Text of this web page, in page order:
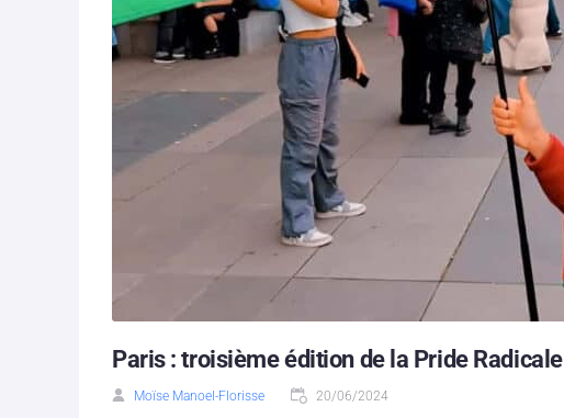
Paris : troisième édition de la Pride Radicale
Moïse Manoel-Florisse 20/06/2024